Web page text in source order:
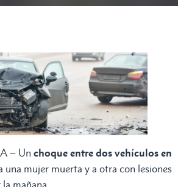
– Un choque entre dos vehículos en
una mujer muerta y a otra con lesiones
mañana.